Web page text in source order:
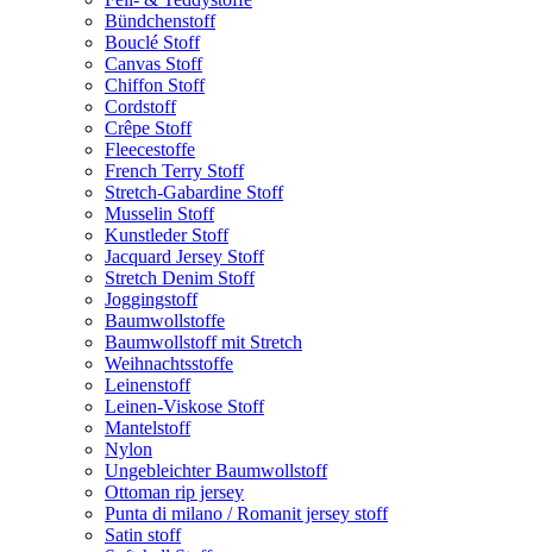
Bündchenstoff
Bouclé Stoff
Canvas Stoff
Chiffon Stoff
Cordstoff
Crêpe Stoff
Fleecestoffe
French Terry Stoff
Stretch-Gabardine Stoff
Musselin Stoff
Kunstleder Stoff
Jacquard Jersey Stoff
Stretch Denim Stoff
Joggingstoff
Baumwollstoffe
Baumwollstoff mit Stretch
Weihnachtsstoffe
Leinenstoff
Leinen-Viskose Stoff
Mantelstoff
Nylon
Ungebleichter Baumwollstoff
Ottoman rip jersey
Punta di milano / Romanit jersey stoff
Satin stoff